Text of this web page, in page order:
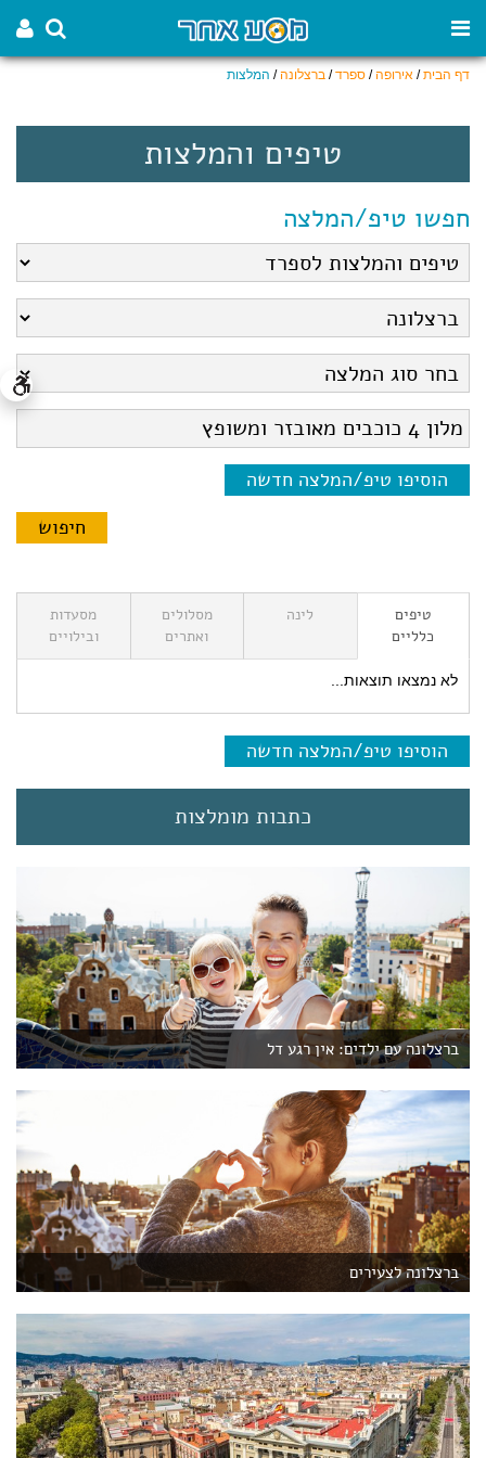
דף הבית/ אירופה/ ספרד/ ברצלונה/ המלצות
טיפים והמלצות
חפשו טיפ/המלצה
הוסיפו טיפ/המלצה חדשה
טיפים
כלליים
לינה
מסלולים
ואתרים
מסעדות
ובילויים
לא נמצאו תוצאות...
הוסיפו טיפ/המלצה חדשה
כתבות מומלצות
ברצלונה עם ילדים: אין רגע דל
ברצלונה לצעירים